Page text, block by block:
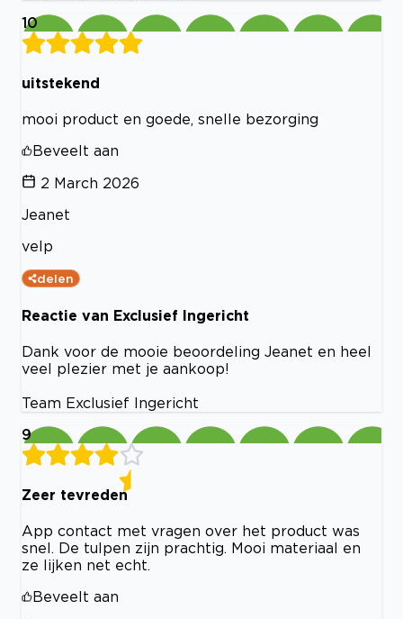
10
uitstekend
mooi product en goede, snelle bezorging
Beveelt aan
2 March 2026
Jeanet
velp
delen
Reactie van Exclusief Ingericht
Dank voor de mooie beoordeling Jeanet en heel
veel plezier met je aankoop!
Team Exclusief Ingericht
9
Zeer tevreden
App contact met vragen over het product was
snel. De tulpen zijn prachtig. Mooi materiaal en
ze lijken net echt.
Beveelt aan